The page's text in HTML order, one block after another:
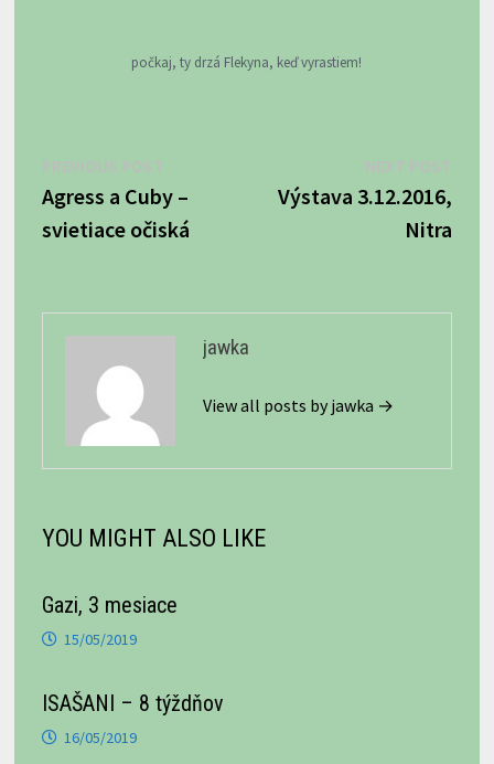
počkaj, ty drzá Flekyna, keď vyrastiem!
v
post:
Agress a Cuby –
svietiace očiská
Výstava 3.12.2016,
Nitra
jawka
View all posts by jawka →
YOU MIGHT ALSO LIKE
Gazi, 3 mesiace
15/05/2019
ISAŠANI – 8 týždňov
16/05/2019